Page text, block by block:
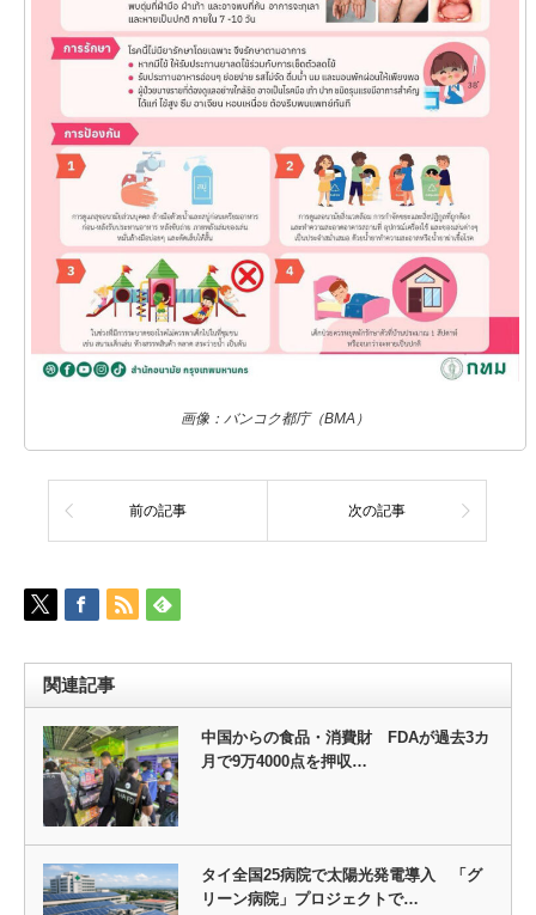
画像：バンコク都庁（BMA）
前の記事 次の記事
関連記事
中国からの食品・消費財 FDAが過去3カ
月で9万4000点を押収…
タイ全国25病院で太陽光発電導入 「グ
リーン病院」プロジェクトで…